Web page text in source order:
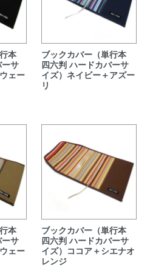
本
ーサ
ェー
ブックカバー（単行本
四六判 ハードカバーサ
イズ）ネイビー＋アズー
リ
本
ーサ
ェー
ブックカバー（単行本
四六判 ハードカバーサ
イズ）ココア＋シエナオ
レンジ